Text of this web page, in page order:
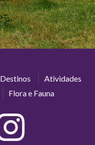
Destinos
Atividades
Flora e Fauna